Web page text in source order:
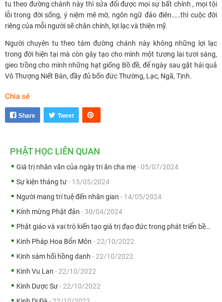
tu theo đường chánh này thì sửa đổi được mọi sự bất chính , mọi tội
lỗi trong đời sống, ý niệm mê mờ, ngôn ngữ đảo điên……thì cuộc đời
riêng của mỗi người sẽ chân chính, lợi lạc và thiện mỹ.
Người chuyên tu theo tám đường chánh này không những lợi lạc
trong đời hiện tại mà còn gây tạo cho mình một tương lai tươi sáng,
gieo trồng cho mình những hạt giống Bồ đề, để ngày sau gặt hái quả
Vô Thượng Niết Bàn, đầy đủ bốn đức Thường, Lạc, Ngã, Tịnh.
Chia sẻ
Share Tweet
PHẬT HỌC LIÊN QUAN
Giá trị nhân văn của ngày tri ân cha mẹ- 05/07/2024
Sự kiện tháng tư- 15/05/2024
Người mang trí tuệ đến nhân gian - 14/05/2024
Kính mừng Phật đản - 30/04/2024
Phật giáo và vai trò kiến tạo giá trị đạo đức trong phát triển bền vững tại Việt Nam
Kinh Pháp Hoa Bổn Môn - 22/10/2022
Kinh sám hối hồng danh - 22/10/2022
Kinh Vu Lan - 22/10/2022
Kinh Dược Sư- 22/10/2022